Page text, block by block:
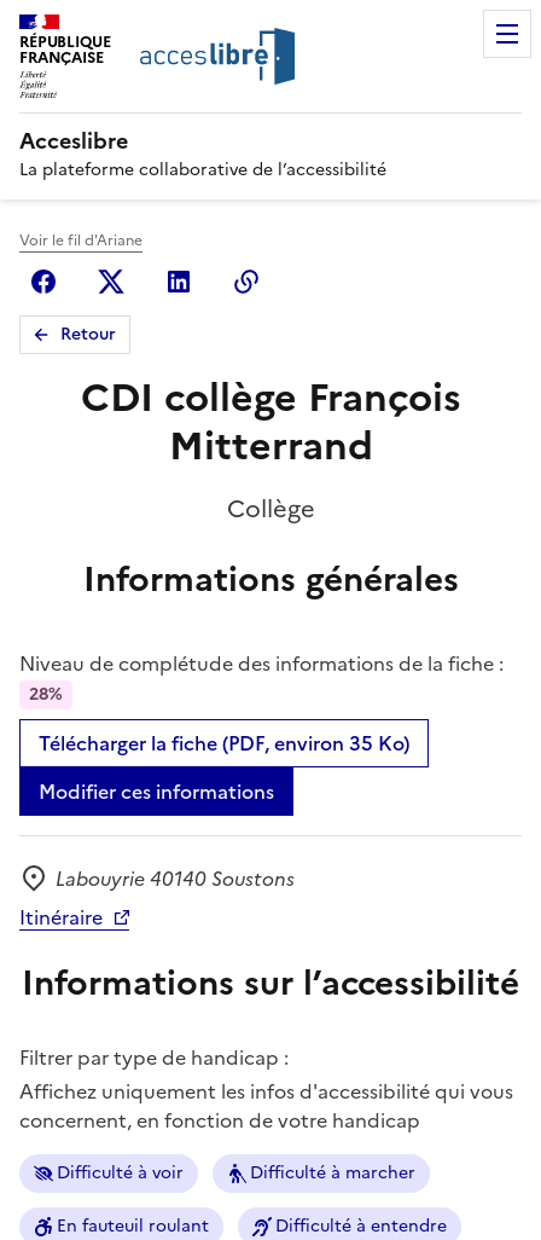
RÉPUBLIQUE
FRANÇAISE
Acceslibre
La plateforme collaborative de l’accessibilité
Voir le fil d'Ariane
FacebookX (anciennement Twitter)
Linkedin
Retour
CDI collège François
Mitterrand
Collège
Informations générales
Niveau de complétude des informations de la fiche :
28%
Télécharger la fiche (PDF, environ 35 Ko)
Modifier ces informations
Adresse
Labouyrie 40140 Soustons
Itinéraire
Informations sur l’accessibilité
Filtrer par type de handicap :
Affichez uniquement les infos d'accessibilité qui vous
concernent, en fonction de votre handicap
Difficulté à voir Difficulté à marcher
En fauteuil roulant Difficulté à entendre